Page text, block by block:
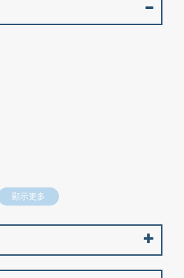
顯示更多